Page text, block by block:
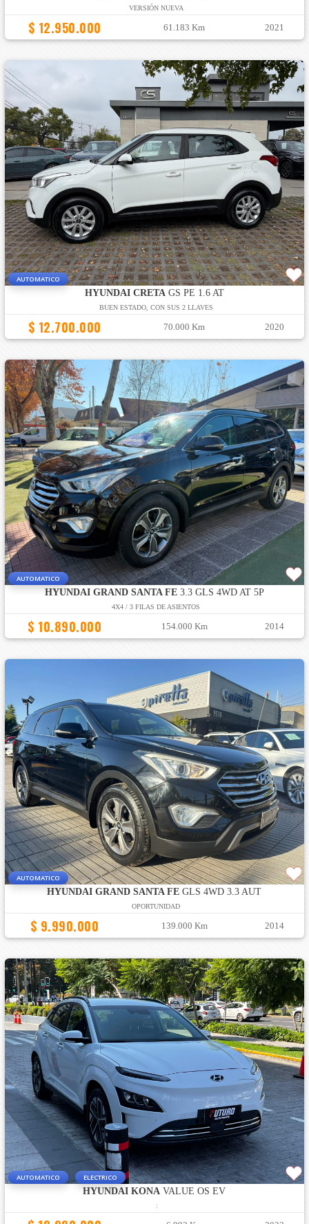
VERSIÓN NUEVA
$ 12.950.000 61.183 Km 2021
AUTOMATICO
HYUNDAI CRETAGS PE 1.6 AT
BUEN ESTADO, CON SUS 2 LLAVES
$ 12.700.000 70.000 Km 2020
AUTOMATICO
HYUNDAI GRAND SANTA FE3.3 GLS 4WD AT 5P
4X4 / 3 FILAS DE ASIENTOS
$ 10.890.000 154.000 Km 2014
AUTOMATICO
HYUNDAI GRAND SANTA FE GLS 4WD 3.3 AUT
OPORTUNIDAD
$ 9.990.000 139.000 Km 2014
AUTOMATICO ELECTRICO
HYUNDAI KONA VALUE OS EV
: